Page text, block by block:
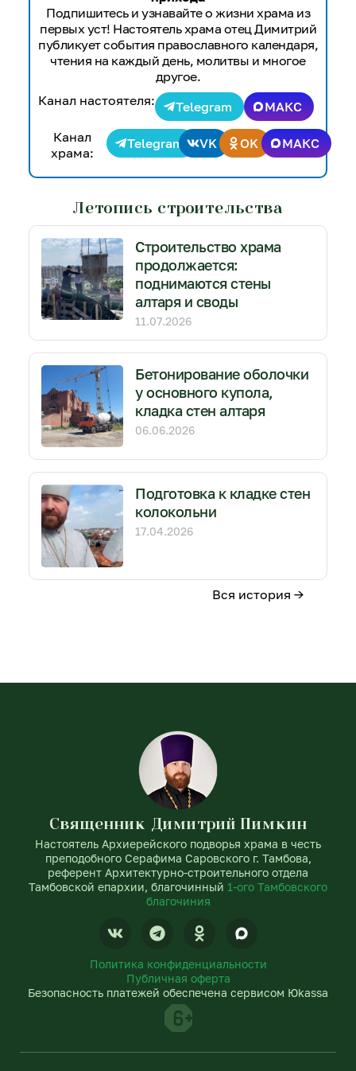
Подпишитесь и узнавайте о жизни храма из
первых уст! Настоятель храма отец Димитрий
публикует события православного календаря,
чтения на каждый день, молитвы и многое
другое.
Канал настоятеля:
Telegram
МАКС
Канал
храма:
Telegram VK OK МАКС
Летопись строительства
Строительство храма
продолжается:
поднимаются стены
алтаря и своды
11.07.2026
Бетонирование оболочки
у основного купола,
кладка стен алтаря
06.06.2026
Подготовка к кладке стен
колокольни
17.04.2026
Вся история →
Священник Димитрий Пимкин
Настоятель Архиерейского подворья храма в честь
преподобного Серафима Саровского г. Тамбова,
референт Архитектурно-строительного отдела
Тамбовской епархии, благочинный 1-ого Тамбовского
благочиния
V
k
T
e
e
g
m
O
d
o
k
s
Политика конфиденциальности
Публичная оферта
Безопасность платежей обеспечена сервисом Юkassa